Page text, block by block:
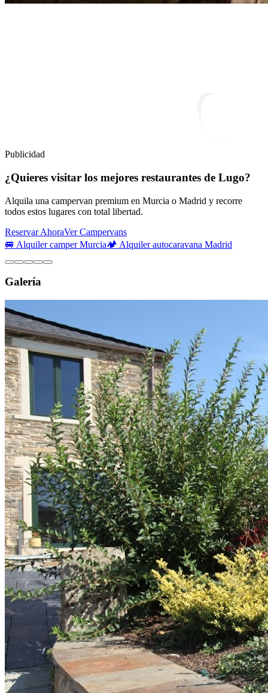
Publicidad
¿Quieres visitar los mejores restaurantes de Lugo?
Alquila una campervan premium en Murcia o Madrid y recorre
todos estos lugares con total libertad.
Reservar AhoraVer Campervans
🚐 Alquiler camper Murcia🏕️ Alquiler autocaravana Madrid
Galería